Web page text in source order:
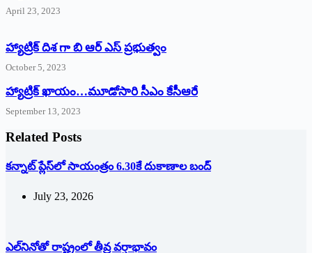
April 23, 2023
హ్యాట్రిక్ దిశ గా బి ఆర్ ఎస్ ప్రభుత్వం
October 5, 2023
హ్యాట్రిక్‌ ‌ఖాయం…మూడోసారి సీఎం కేసీఆరే
September 13, 2023
Related Posts
క‌న్నాట్ ప్లేస్‌లో సాయంత్రం 6.30కే దుకాణాల బంద్‌
July 23, 2026
ఎల్‌నినోతో రాష్ట్రంలో తీవ్ర వర్షాభావం